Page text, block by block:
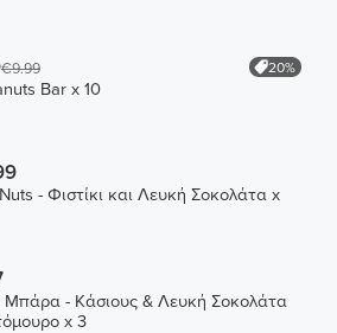
€9.99 20%
Bar x 10
- Φιστίκι και Λευκή Σοκολάτα x
Μπάρα - Κάσιους & Λευκή Σοκολάτα
x 3